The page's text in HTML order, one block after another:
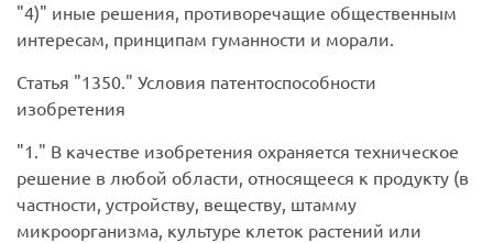
4)
иные решения, противоречащие общественным
интересам, принципам гуманности и морали.
Статья
1350. Условия патентоспособности
изобретения
1.
В качестве изобретения охраняется техническое
решение в любой области, относящееся к продукту (в
частности, устройству, веществу, штамму
микроорганизма, культуре клеток растений или